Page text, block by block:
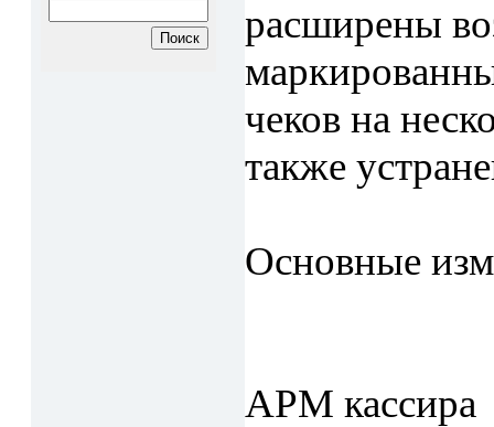
расширены
чеков на
также
Основные
АРМ кассира